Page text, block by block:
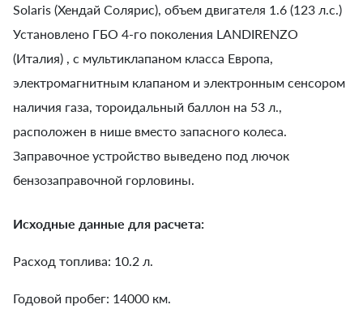
Solaris (Хендай Солярис), объем двигателя 1.6 (123 л.с.)
Установлено ГБО 4-го поколения LANDIRENZO
(Италия) , с мультиклапаном класса Европа,
электромагнитным клапаном и электронным сенсором
наличия газа, тороидальный баллон на 53 л.,
расположен в нише вместо запасного колеса.
Заправочное устройство выведено под лючок
бензозаправочной горловины.
Исходные данные для расчета:
Расход топлива: 10.2 л.
Годовой пробег: 14000 км.